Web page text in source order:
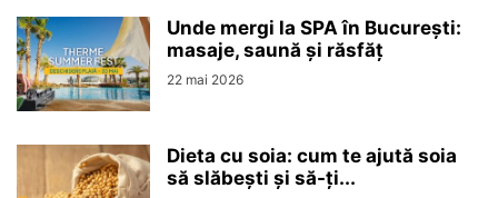
Unde mergi la SPA în București:
masaje, saună și răsfăț
22 mai 2026
Dieta cu soia: cum te ajută soia
să slăbești și să-ți...